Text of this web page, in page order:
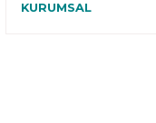
KURUMSAL